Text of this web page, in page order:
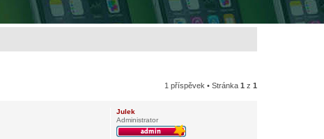
1 příspěvek • Stránka 1 z 1
Julek
Administrator